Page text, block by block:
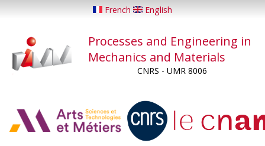
content
French English
Processes and Engineering in
Mechanics and Materials
CNRS - UMR 8006